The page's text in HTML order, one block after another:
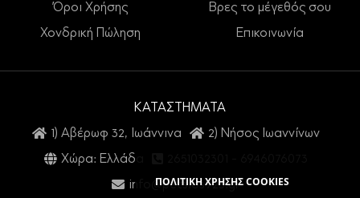
ΠΟΛΙΤΙΚΗ ΧΡΗΣΗΣ COOKIES
Όροι Χρήσης
Χονδρική Πώληση
Βρες το μέγεθός σου
Επικοινωνία
ΚΑΤΑΣΤΗΜΑΤΑ
1) Αβέρωφ 32, Ιωάννινα
2) Νήσος Ιωαννίνων
Χώρα: Ελλάδα
info@petsios925.gr